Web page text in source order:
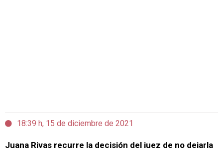
18:39 h, 15 de diciembre de 2021
Juana Rivas recurre la decisión del juez de no dejarla